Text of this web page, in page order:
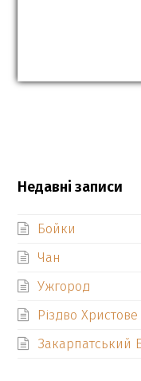
Недавні записи
Бойки
Чан
Ужгород
Різдво
Закарпатський